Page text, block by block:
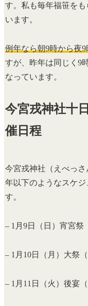
す。私も毎年福笹を
います。
例年なら朝9時から夜
すが、 昨年は同じく9
なっています。
今宮戎神社十
催日程
今宮戎神社（えべっ
年以下のようなスケジ
す。
– 1月9日（日）宵宮祭
– 1月10日（月）大祭（
– 1月11日（火）後宴（